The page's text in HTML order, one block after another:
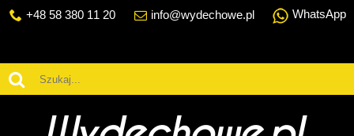
+48 58 380 11 20 info@wydechowe.pl WhatsApp